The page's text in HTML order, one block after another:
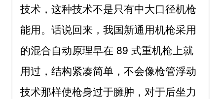
技术，这种技术不是只有中大口径机枪
能用。话说回来，我国新通用机枪采用
的混合自动原理早在 89 式重机枪上就
用过，结构紧凑简单，不会像枪管浮动
技术那样使枪身过于臃肿，对于后坐力